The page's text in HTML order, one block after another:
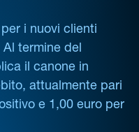
i nuovi clienti
termine del
il canone in
attualmente pari
e 1,00 euro per